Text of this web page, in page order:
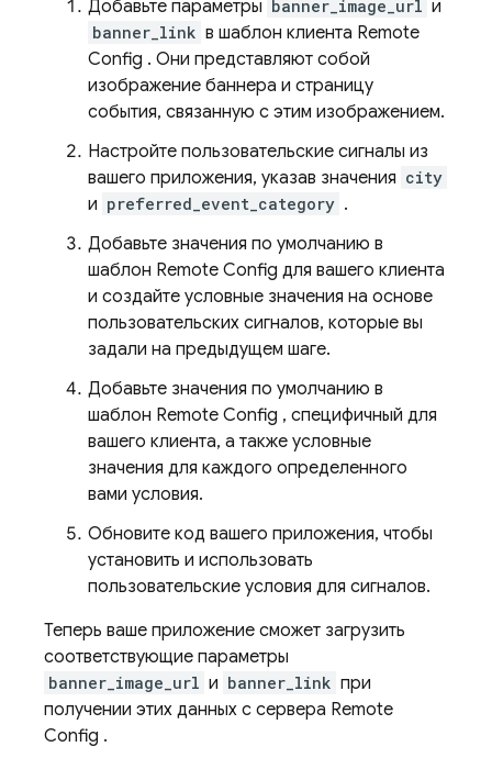
Добавьте параметры banner_image_url и
banner_link в шаблон клиента Remote
Config . Они представляют собой
изображение баннера и страницу
события, связанную с этим изображением.
Настройте пользовательские сигналы из
вашего приложения, указав значения city
и preferred_event_category .
Добавьте значения по умолчанию в
шаблон Remote Config для вашего клиента
и создайте условные значения на основе
пользовательских сигналов, которые вы
задали на предыдущем шаге.
Добавьте значения по умолчанию в
шаблон Remote Config , специфичный для
вашего клиента, а также условные
значения для каждого определенного
вами условия.
Обновите код вашего приложения, чтобы
установить и использовать
пользовательские условия для сигналов.
Теперь ваше приложение сможет загрузить
соответствующие параметры
banner_image_url и banner_link при
получении этих данных с сервера Remote
Config .